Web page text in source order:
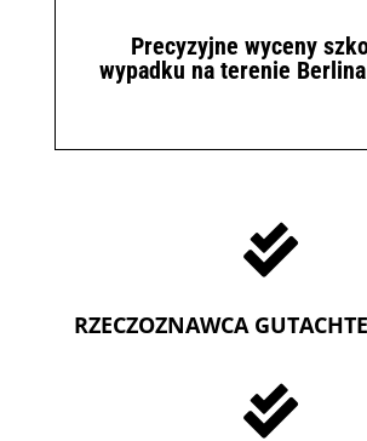
Precyzyjne wyceny
wypadku na terenie

RZECZOZNAWCA
